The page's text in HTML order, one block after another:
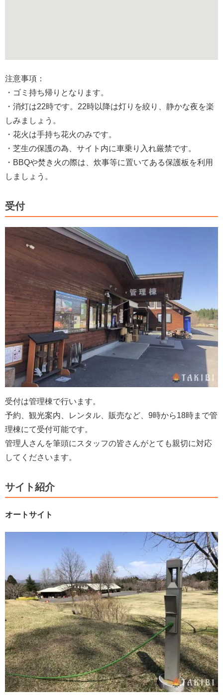
注意事項：
・ゴミ持ち帰りとなります。
・消灯は22時です。22時以降は灯りを絞り、静かな夜を楽
しみましょう。
・花火は手持ち花火のみです。
・芝生の保護の為、サイト内に車乗り入れ厳禁です。
・BBQや焚き火の際は、炊事等に置いてある保護板を利用
しましょう。
受付
受付は管理棟で行います。
予約、観光案内、レンタル、販売など、9時から18時まで管
理棟にて受付可能です。
管理人さんを筆頭にスタッフの皆さんがとても親切に対応
してくださいます。
サイト紹介
オートサイト